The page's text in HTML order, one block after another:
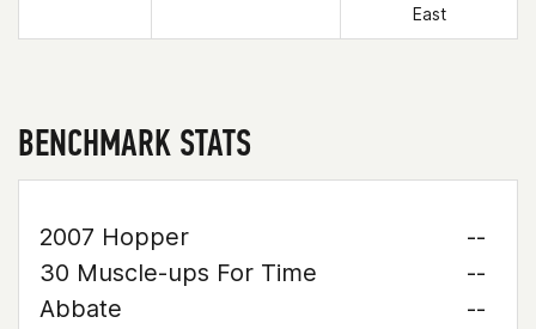
East
BENCHMARK STATS
2007 Hopper
--
30 Muscle-ups For Time
--
Abbate
--